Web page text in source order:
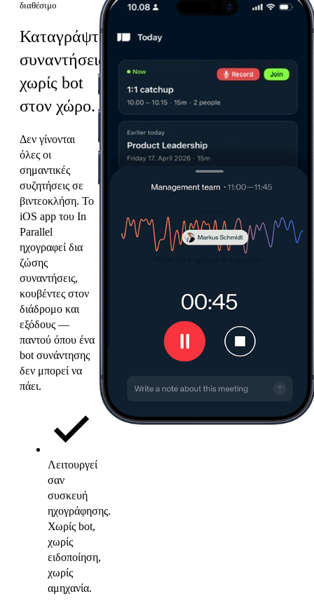
διαθέσιμο
Καταγράψτε
συναντήσεις
χωρίς bot
στον χώρο.
Δεν γίνονται
όλες οι
σημαντικές
συζητήσεις σε
βιντεοκλήση. Το
iOS app του In
Parallel
ηχογραφεί δια
ζώσης
συναντήσεις,
κουβέντες στον
διάδρομο και
εξόδους —
παντού όπου ένα
bot συνάντησης
δεν μπορεί να
πάει.
Λειτουργεί
σαν
συσκευή
ηχογράφησης.
Χωρίς bot,
χωρίς
ειδοποίηση,
χωρίς
αμηχανία.